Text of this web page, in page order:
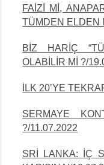
FAİZİ Mİ,
TÜMDEN ELDEN
BİZ HARİÇ
OLABİLİR Mİ ?/
İLK 20’YE
SERMAYE
?/11.07.2022
SRİ LANKA: İÇ